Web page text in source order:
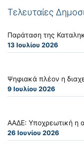
Τελευταίες
Παράταση της
13 Ιουλίου 2026
Ψηφιακά πλέον η
9 Ιουλίου 2026
ΑΑΔΕ: Υποχρεωτική η
26 Ιουνίου 2026